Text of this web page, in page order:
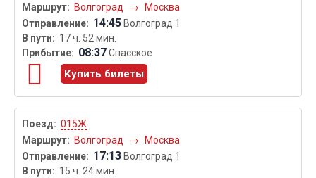
Волгоград
→ Москва
14:45 Волгоград 1
17 ч. 52 мин.
08:37Спасское
Купить билеты
015Ж
Волгоград
→ Москва
17:13 Волгоград 1
15 ч. 24 мин.